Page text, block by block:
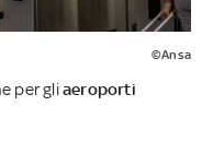
©Ansa
per gliaeroporti